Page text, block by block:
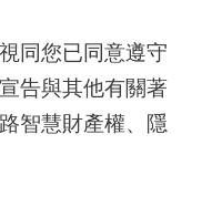
同您已同意遵守
告與其他有關著
智慧財產權、隱